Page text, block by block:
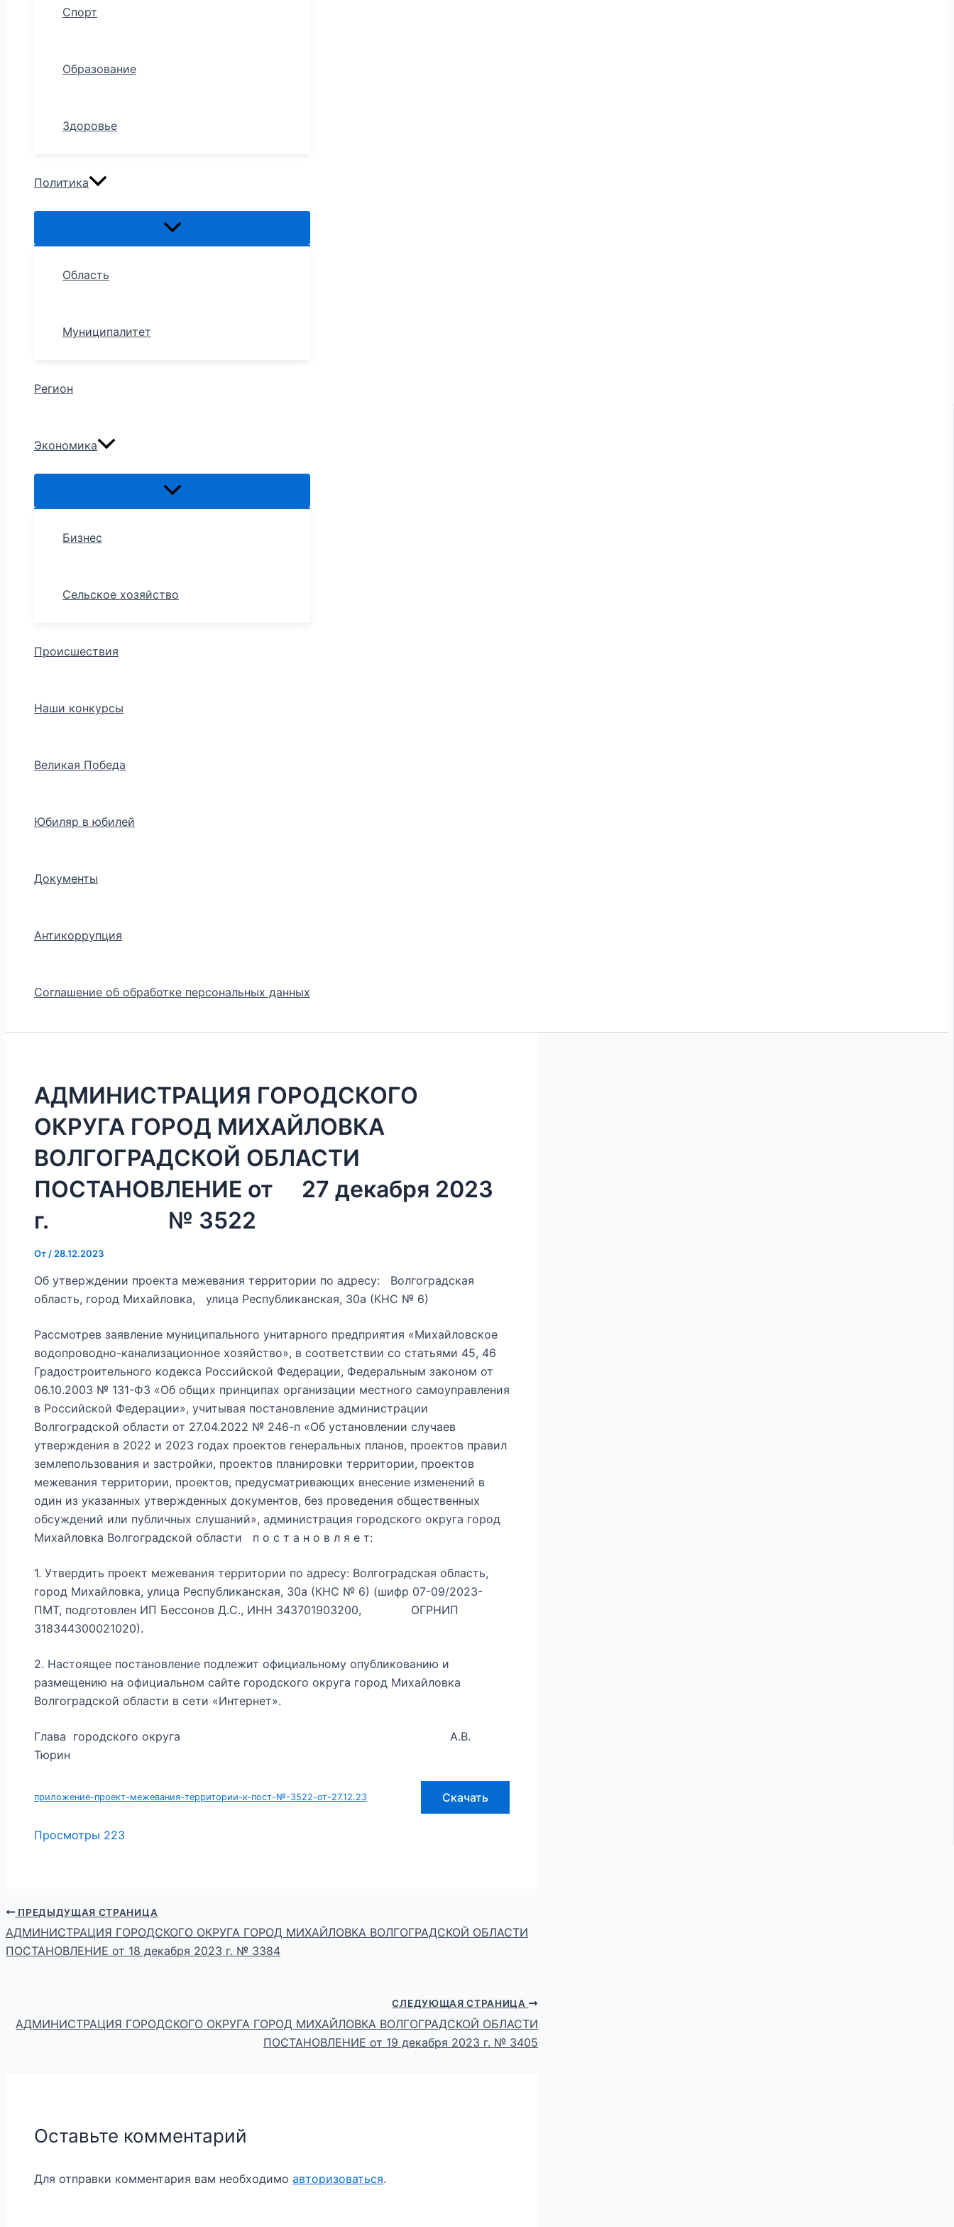
Спорт
Образование
Здоровье
Политика
Область
Муниципалитет
Регион
Экономика
Бизнес
Сельское хозяйство
Происшествия
Наши конкурсы
Великая Победа
Юбиляр в юбилей
Документы
Антикоррупция
Соглашение об обработке персональных данных
АДМИНИСТРАЦИЯ ГОРОДСКОГО
ОКРУГА ГОРОД МИХАЙЛОВКА
ВОЛГОГРАДСКОЙ ОБЛАСТИ
ПОСТАНОВЛЕНИЕ от 27 декабря 2023
г. № 3522
От / 28.12.2023
Об утверждении проекта межевания территории по адресу: Волгоградская
область, город Михайловка, улица Республиканская, 30а (КНС № 6)
Рассмотрев заявление муниципального унитарного предприятия «Михайловское
водопроводно-канализационное хозяйство», в соответствии со статьями 45, 46
Градостроительного кодекса Российской Федерации, Федеральным законом от
06.10.2003 № 131-ФЗ «Об общих принципах организации местного самоуправления
в Российской Федерации», учитывая постановление администрации
Волгоградской области от 27.04.2022 № 246-п «Об установлении случаев
утверждения в 2022 и 2023 годах проектов генеральных планов, проектов правил
землепользования и застройки, проектов планировки территории, проектов
межевания территории, проектов, предусматривающих внесение изменений в
один из указанных утвержденных документов, без проведения общественных
обсуждений или публичных слушаний», администрация городского округа город
Михайловка Волгоградской области п о с т а н о в л я е т:
1. Утвердить проект межевания территории по адресу: Волгоградская область,
город Михайловка, улица Республиканская, 30а (КНС № 6) (шифр 07-09/2023-
ПМТ, подготовлен ИП Бессонов Д.С., ИНН 343701903200, ОГРНИП
318344300021020).
2. Настоящее постановление подлежит официальному опубликованию и
размещению на официальном сайте городского округа город Михайловка
Волгоградской области в сети «Интернет».
Глава городского округа А.В.
Тюрин
приложение-проект-межевания-территории-к-пост-№-3522-от-27.12.23 Скачать
Просмотры 223
ПРЕДЫДУЩАЯ СТРАНИЦА
АДМИНИСТРАЦИЯ ГОРОДСКОГО ОКРУГА ГОРОД МИХАЙЛОВКА ВОЛГОГРАДСКОЙ ОБЛАСТИ
ПОСТАНОВЛЕНИЕ от 18 декабря 2023 г. № 3384
СЛЕДУЮЩАЯ СТРАНИЦА
АДМИНИСТРАЦИЯ ГОРОДСКОГО ОКРУГА ГОРОД МИХАЙЛОВКА ВОЛГОГРАДСКОЙ ОБЛАСТИ
ПОСТАНОВЛЕНИЕ от 19 декабря 2023 г. № 3405
Оставьте комментарий
Для отправки комментария вам необходимо авторизоваться.